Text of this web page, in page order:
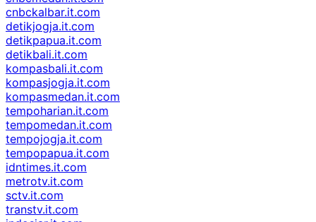
cnbckalbar.it.com
detikjogja.it.com
detikpapua.it.com
detikbali.it.com
kompasbali.it.com
kompasjogja.it.com
kompasmedan.it.com
tempoharian.it.com
tempomedan.it.com
tempojogja.it.com
tempopapua.it.com
idntimes.it.com
metrotv.it.com
sctv.it.com
transtv.it.com